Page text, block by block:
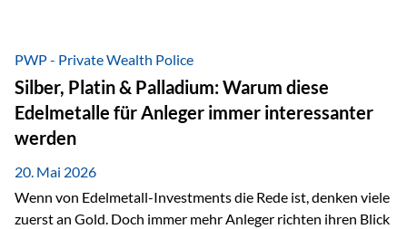
monetäre Rolle zurück Gold erlebt derzeit eine
bemerkenswerte Renaissance als monetärer Wertspeicher.
Treiber sind Rekordkäufe der Zentralbanken, geopolitische
Spannungen und ein schleichender Vertrauensverlust in
ungedeckte Papierwährungen. Wie groß dieser
Vertrauensverlust ausfällt, zeigt ein nüchterner
PWP - Private Wealth Police
Silber, Platin & Palladium: Warum diese
Edelmetalle für Anleger immer interessanter
werden
20. Mai 2026
Wenn von Edelmetall-Investments die Rede ist, denken viele
zuerst an Gold. Doch immer mehr Anleger richten ihren Blick